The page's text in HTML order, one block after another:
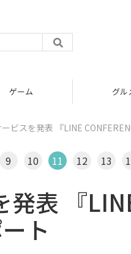
ゲーム グル
ビスを発表 『LINE
9 10 11 12 13
表 『
ト